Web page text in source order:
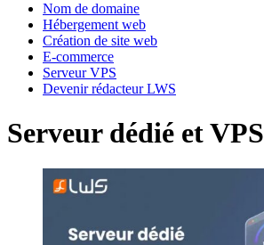
Nom de domaine
Hébergement web
Création de site web
E-commerce
Serveur VPS
Devenir rédacteur LWS
Serveur dédié et VPS